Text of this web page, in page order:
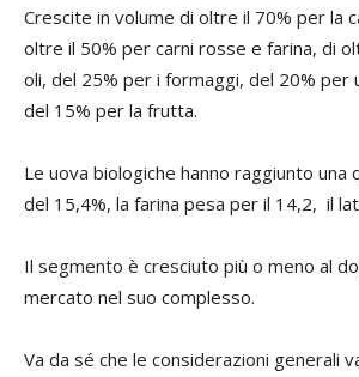
Crescite in volume di oltre il 70% per la
oltre il 50% per carni rosse e farina, di
oli, del 25% per i formaggi, del 20% per
del 15% per la frutta.
Le uova biologiche hanno raggiunto una
del 15,4%, la farina pesa per il 14,2, il
Il segmento è cresciuto più o meno al
mercato nel suo complesso.
Va da sé che le considerazioni generali